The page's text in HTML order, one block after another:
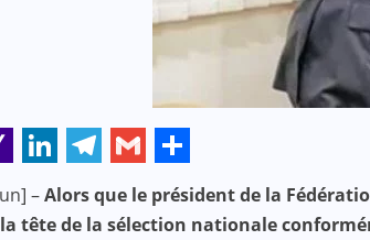
LinkedIn
Telegram
Gmail
Share
–Alors que le président de la
la tête de la sélection nationale